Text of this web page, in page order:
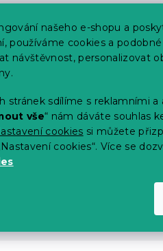
našeho e-shopu a
používáme cookies a
návštěvnost, personalizovat
stránek sdílíme s reklamními a
vše“ nám dáváte souhlas
cookies si můžete
cookies“. Více se